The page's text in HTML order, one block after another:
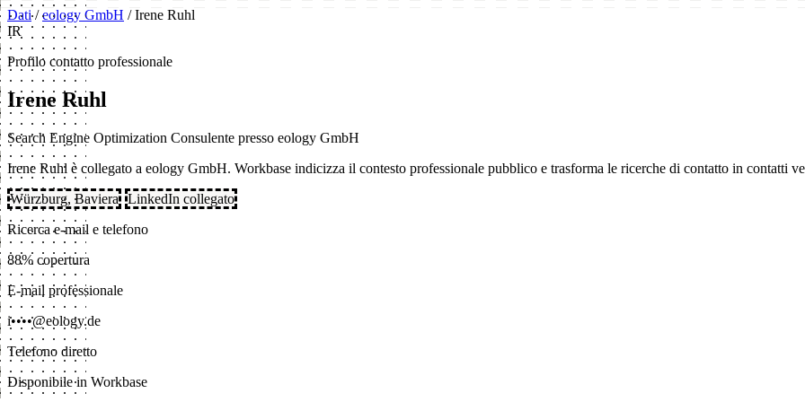
Dati / eology GmbH / Irene Ruhl
IR
Profilo contatto professionale
Irene Ruhl
Search Engine Optimization Consulente presso eology GmbH
Irene Ruhl è collegato a eology GmbH. Workbase indicizza il contesto professionale pubblico e trasforma le ricerche di contatto in contatti
Würzburg, Baviera
LinkedIn collegato
Ricerca e-mail e telefono
88% copertura
E-mail professionale
i••••@eology.de
Telefono diretto
Disponibile in Workbase